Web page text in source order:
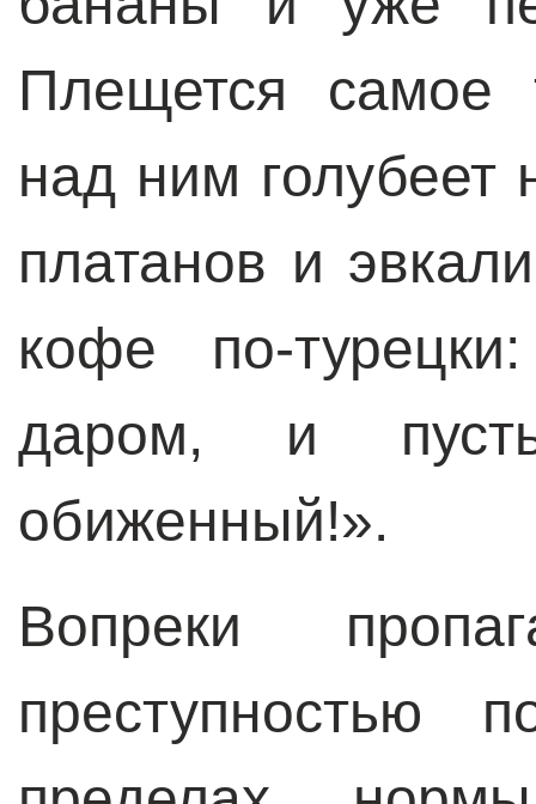
Плещется самое
над ним голубеет
платанов и
кофе по-
даром, и
обиженный!».
Вопреки
преступностью